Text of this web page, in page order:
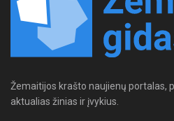
Žemaitijos krašto naujienų portalas,
aktualias žinias ir įvykius.